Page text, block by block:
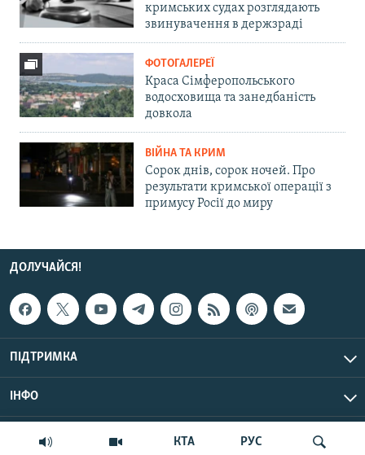
КТА РУС
кримських судах розглядають
звинувачення в держзраді
ФОТОГАЛЕРЕЇ
Краса Сімферопольського
водосховища та занедбаність
довкола
ВІЙНА ТА КРИМ
Сорок днів, сорок ночей. Про
результати кримської операції з
примусу Росії до миру
ДОЛУЧАЙСЯ!
ПІДТРИМКА
ІНФО
© Крим.Реалії, 2026 | Усі права застережено.